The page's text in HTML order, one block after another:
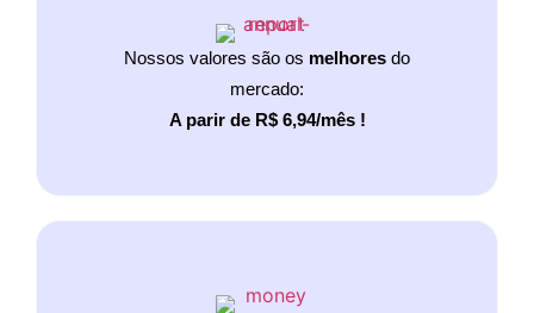
Nossos valores são os melhores do
mercado:
A parir de R$ 6,94/mês !